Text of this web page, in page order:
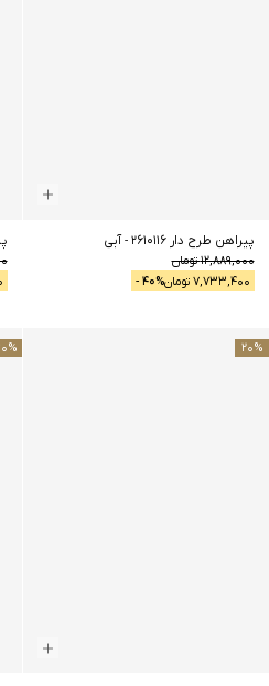
پیراهن طرح دار 2610116 -آبی
12,889,000تومان
7,733,400 تومان 40% -
20%
%